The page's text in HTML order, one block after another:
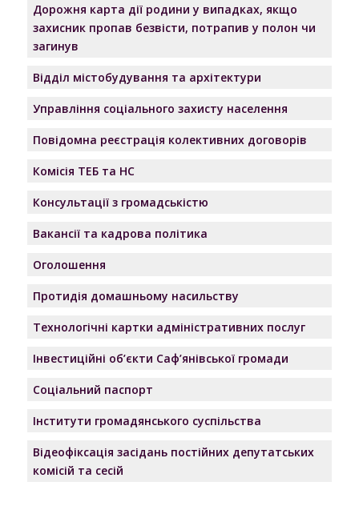
Дорожня карта дії родини у випадках, якщо
захисник пропав безвісти, потрапив у полон чи
загинув
Відділ містобудування та архітектури
Управління соціального захисту населення
Повідомна реєстрація колективних договорів
Комісія ТЕБ та НС
Консультації з громадськістю
Вакансії та кадрова політика
Оголошення
Протидія домашньому насильству
Технологічні картки адміністративних послуг
Інвестиційні об’єкти Саф’янівської громади
Соціальний паспорт
Інститути громадянського суспільства
Відеофіксація засідань постійних депутатських
комісій та сесій